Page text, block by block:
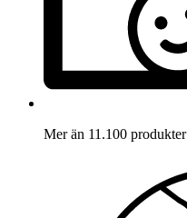
Mer än 11.100 produkter